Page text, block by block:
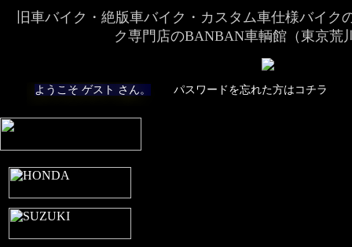
旧車バイク・絶版車バイク・カスタム車仕様バイク
ク専門店のBANBAN車輌館（東京荒